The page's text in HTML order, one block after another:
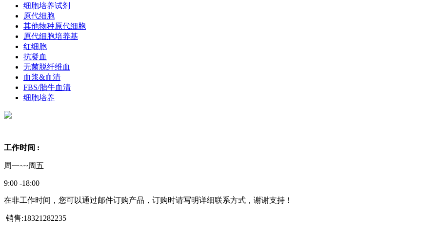
细胞培养试剂
原代细胞
其他物种原代细胞
原代细胞培养基
红细胞
抗凝血
无菌脱纤维血
血浆&血清
FBS/胎牛血清
细胞培养
工作时间 :
周一~~周五
9:00 -18:00
在非工作时间，您可以通过邮件订购产品，订购时请写明详细联系方式，谢谢支持！
销售:18321282235